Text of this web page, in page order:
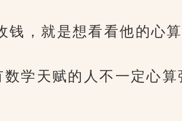
，就是想看看他的心算
学天赋的人不一定心算